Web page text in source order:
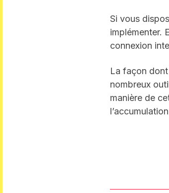
Si vous
implémenter.
connexion
La façon
nombreux
manière de